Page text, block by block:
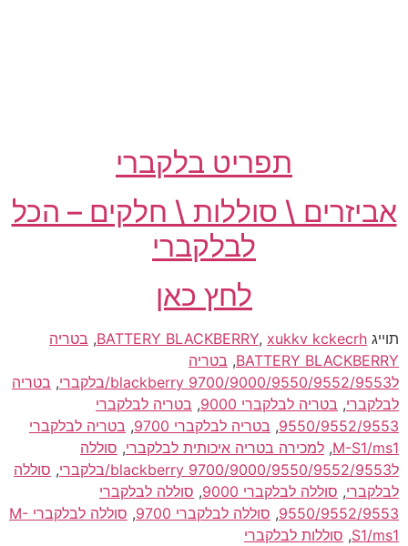
תפריט בלקברי
אביזרים \ סוללות \ חלקים – הכל
לבלקברי
לחץ כאן
תוייג BATTERY BLACKBERRY, xukkv kckecrh
, בטריה
BATTERY BLACKBERRY
, בטריה
ל9700/9000/9550/9552/9553 blackberry/בלקברי
, בטריה
לבלקברי, בטריה לבלקברי 9000 , בטריה לבלקברי
9550/9552/9553
, בטריה לבלקברי 9700 , בטריה לבלקברי
M-S1/ms1
, למכירה בטריה איכותית לבלקברי, סוללה
ל9700/9000/9550/9552/9553 blackberry/בלקברי
, סוללה
לבלקברי, סוללה לבלקברי 9000 , סוללה לבלקברי
9550/9552/9553
, סוללה לבלקברי 9700 ,
סוללה לבלקברי M-
S1/ms1
, סוללות לבלקברי